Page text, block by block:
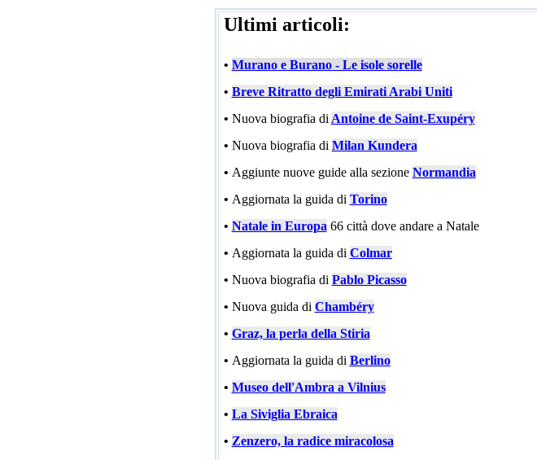
Ultimi articoli:
• Murano e Burano - Le isole sorelle
• Breve Ritratto degli Emirati Arabi Uniti
• Nuova biografia di Antoine de Saint-Exupéry
• Nuova biografia di Milan Kundera
• Aggiunte nuove guide alla sezione Normandia
• Aggiornata la guida di Torino
• Natale in Europa 66 città dove andare a Natale
• Aggiornata la guida di Colmar
• Nuova biografia di Pablo Picasso
• Nuova guida di Chambéry
• Graz, la perla della Stiria
• Aggiornata la guida di Berlino
• Museo dell'Ambra a Vilnius
• La Siviglia Ebraica
• Zenzero, la radice miracolosa